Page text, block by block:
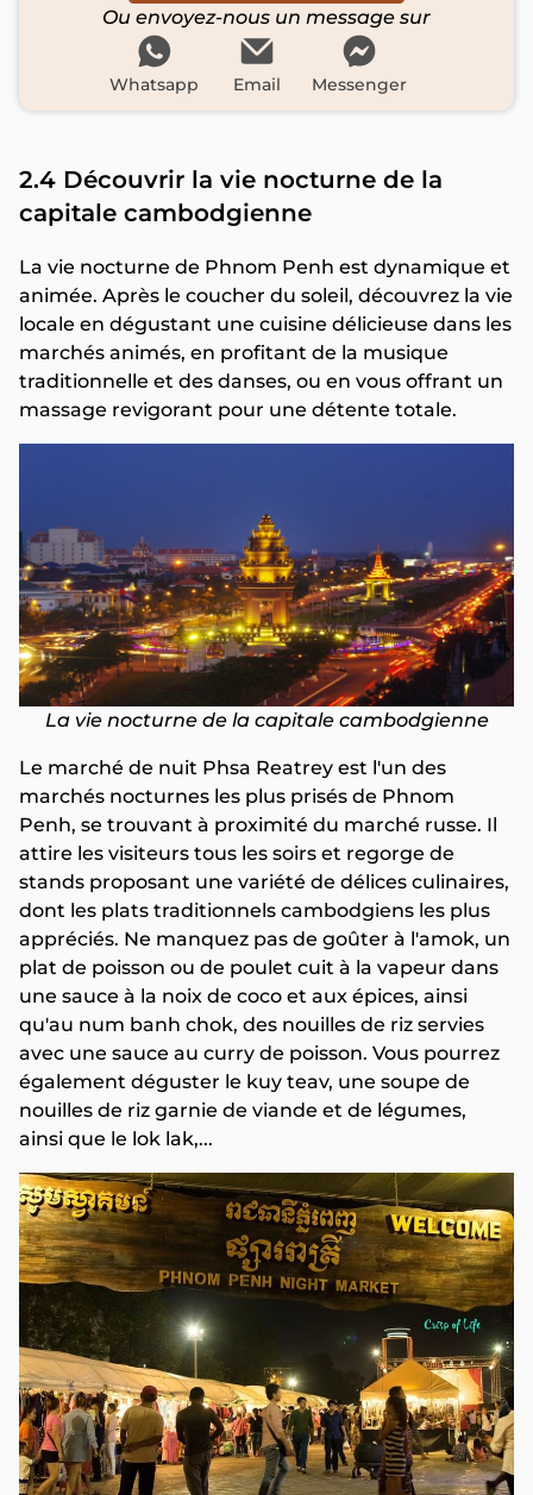
Ou envoyez-nous un message sur
Whatsapp Email Messenger
2.4 Découvrir la vie nocturne de la
capitale cambodgienne
La vie nocturne de Phnom Penh est dynamique et
animée. Après le coucher du soleil, découvrez la vie
locale en dégustant une cuisine délicieuse dans les
marchés animés, en profitant de la musique
traditionnelle et des danses, ou en vous offrant un
massage revigorant pour une détente totale.
La vie nocturne de la capitale cambodgienne
Le marché de nuit Phsa Reatrey est l'un des
marchés nocturnes les plus prisés de Phnom
Penh, se trouvant à proximité du marché russe. Il
attire les visiteurs tous les soirs et regorge de
stands proposant une variété de délices culinaires,
dont les plats traditionnels cambodgiens les plus
appréciés. Ne manquez pas de goûter à l'amok, un
plat de poisson ou de poulet cuit à la vapeur dans
une sauce à la noix de coco et aux épices, ainsi
qu'au num banh chok, des nouilles de riz servies
avec une sauce au curry de poisson. Vous pourrez
également déguster le kuy teav, une soupe de
nouilles de riz garnie de viande et de légumes,
ainsi que le lok lak,...